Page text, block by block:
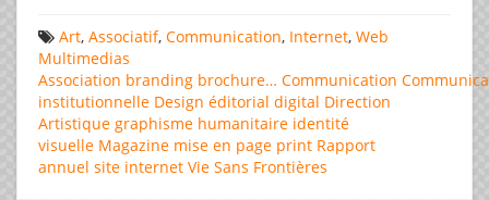
Art, Associatif, Communication, Internet, Web
Multimedias
Association branding brochure… Communication
institutionnelle Design éditorial digital Direction
Artistique graphisme humanitaire identité
visuelle Magazine mise en page print Rapport
annuel site internet Vie Sans Frontières